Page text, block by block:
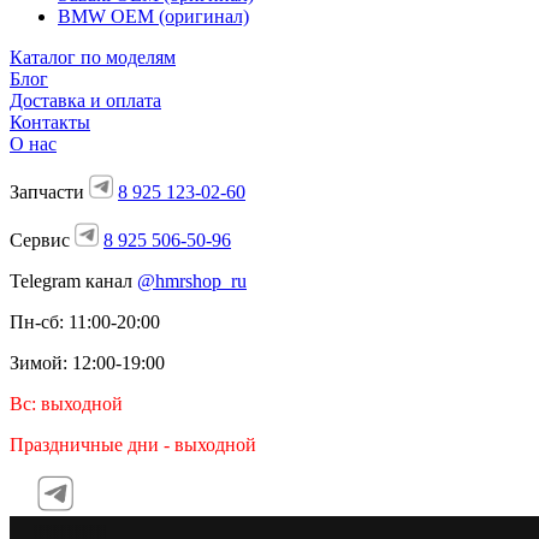
BMW OEM (оригинал)
Каталог по моделям
Блог
Доставка и оплата
Контакты
О нас
Запчасти 8 925 123-02-60
Сервис
8 925 506-50-96
Telegram канал @hmrshop_ru
Пн-сб: 11:00-20:00
Зимой: 12:00-19:00
Вс: выходной
Праздничные дни - выходной